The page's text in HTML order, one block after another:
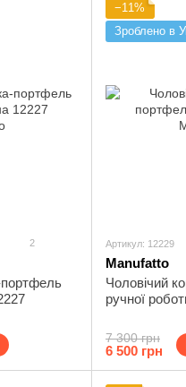
2
−11%
Зроблено в
Артикул: 12229
Manufatto
Чоловічий
ручної
7 300 грн
6 500 грн